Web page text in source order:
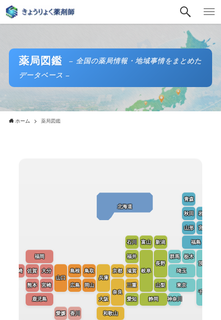
薬局図鑑
– 全国の薬局情報・地域事情をまとめた
データベース –
ホーム 薬局図鑑
北海道
青森
秋田 岩手
山形 宮城
福島
群馬
栃木
茨城
埼玉
千葉
東京
神奈川
新潟
富山
石川
福井
長野
岐阜
山梨
静岡
愛知
京都
滋賀
兵庫
大阪
奈良
和歌山
三重
鳥取
島根
岡山
広島
山口
愛媛 香川
長崎 佐賀
福岡
大分
熊本 宮崎
鹿児島